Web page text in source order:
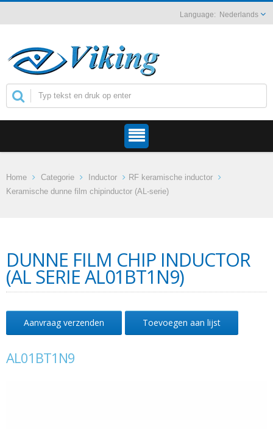
Nederlands
Home Categorie Inductor
RF keramische inductor
Keramische dunne film chipinductor (AL-serie)
DUNNE FILM CHIP INDUCTOR
(AL SERIE AL01BT1N9)
Aanvraag verzenden Toevoegen aan lijst
AL01BT1N9